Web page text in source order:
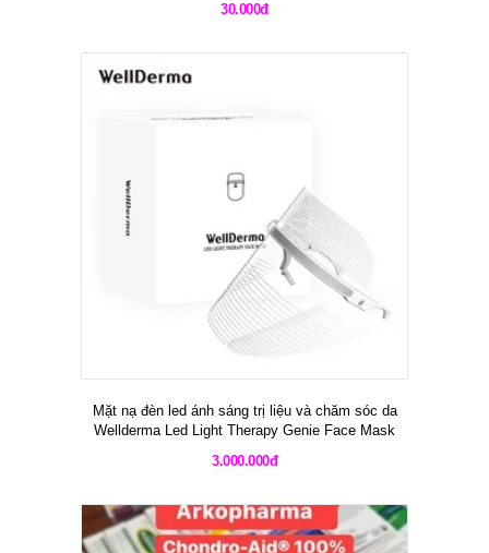
30.000đ
Mặt nạ đèn led ánh sáng trị liệu và chăm sóc da
Wellderma Led Light Therapy Genie Face Mask
3.000.000đ